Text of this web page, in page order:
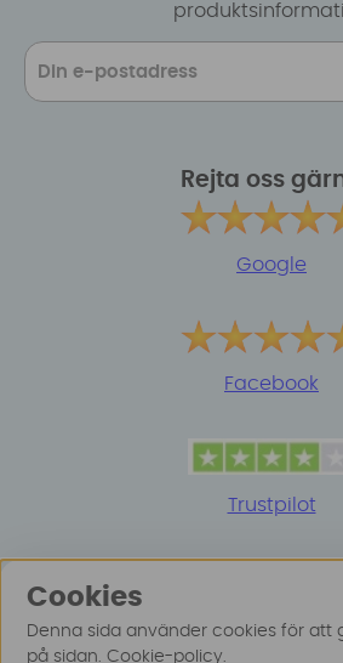
Rejta oss
Google
Facebook
Trustpilot
Cookies
Denna sida använder cookies för att
på sidan. Cookie-policy.